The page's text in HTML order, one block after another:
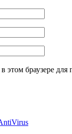
этом браузере